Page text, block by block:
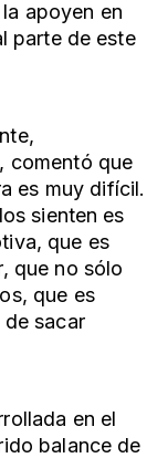
apoyen en
parte de este
comentó que
es muy difícil.
sienten es
que es
que no sólo
que es
sacar
en el
balance de